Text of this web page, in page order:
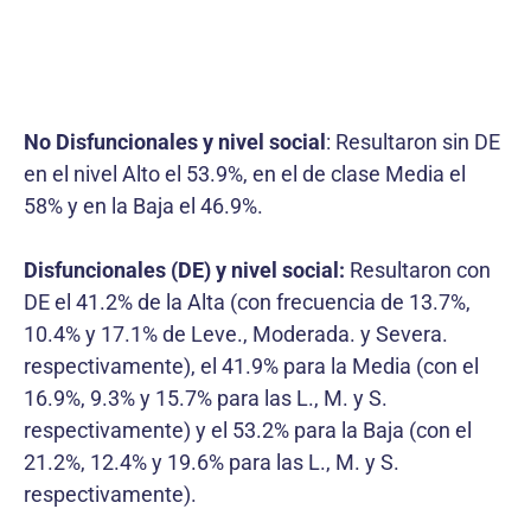
No Disfuncionales y nivel social : Resultaron sin DE
en el nivel Alto el 53.9%, en el de clase Media el
58% y en la Baja el 46.9%.
Disfuncionales (DE) y nivel social: Resultaron con
DE el 41.2% de la Alta (con frecuencia de 13.7%,
10.4% y 17.1% de Leve., Moderada. y Severa.
respectivamente), el 41.9% para la Media (con el
16.9%, 9.3% y 15.7% para las L., M. y S.
respectivamente) y el 53.2% para la Baja (con el
21.2%, 12.4% y 19.6% para las L., M. y S.
respectivamente).